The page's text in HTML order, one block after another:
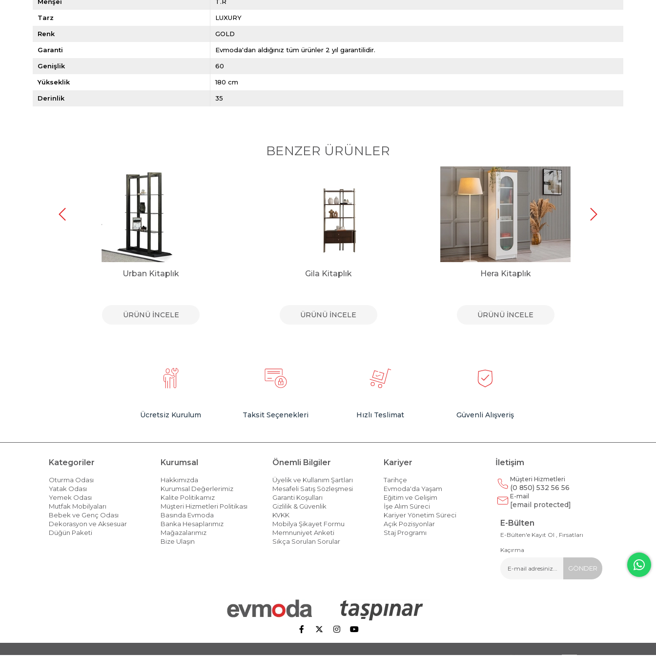
Tarz LUXURY
Renk GOLD
Garanti Evmoda'dan aldığınız tüm ürünler 2 yıl garantilidir.
Genişlik 60
Yükseklik 180 cm
Derinlik 35
BENZER ÜRÜNLER
Urban Kitaplık
ÜRÜNÜ İNCELE
Gila Kitaplık
ÜRÜNÜ İNCELE
Hera Kitaplık
ÜRÜNÜ İNCELE
Ücretsiz Kurulum Taksit Seçenekleri Hızlı Teslimat Güvenli Alışveriş
Kategoriler
Oturma Odası
Yatak Odası
Yemek Odası
Mutfak Mobilyaları
Bebek ve Genç Odası
Dekorasyon ve Aksesuar
Düğün Paketi
Kurumsal
Hakkımızda
Kurumsal Değerlerimiz
Kalite Politikamız
Müşteri Hizmetleri Politikası
Basında Evmoda
Banka Hesaplarımız
Mağazalarımız
Bize Ulaşın
Önemli Bilgiler
Üyelik ve Kullanım Şartları
Mesafeli Satış Sözleşmesi
Garanti Koşulları
Gizlilik & Güvenlik
KVKK
Mobilya Şikayet Formu
Memnuniyet Anketi
Sıkça Sorulan Sorular
Kariyer
Tarihçe
Evmoda'da Yaşam
Eğitim ve Gelişim
İşe Alım Süreci
Kariyer Yönetim Süreci
Açık Pozisyonlar
Staj Programı
İletişim
Müşteri Hizmetleri
(0 850) 532 56 56
E-mail
[email protected]
E-Bülten
E-Bülten'e Kayıt Ol , Fırsatları
Kaçırma
GÖNDER